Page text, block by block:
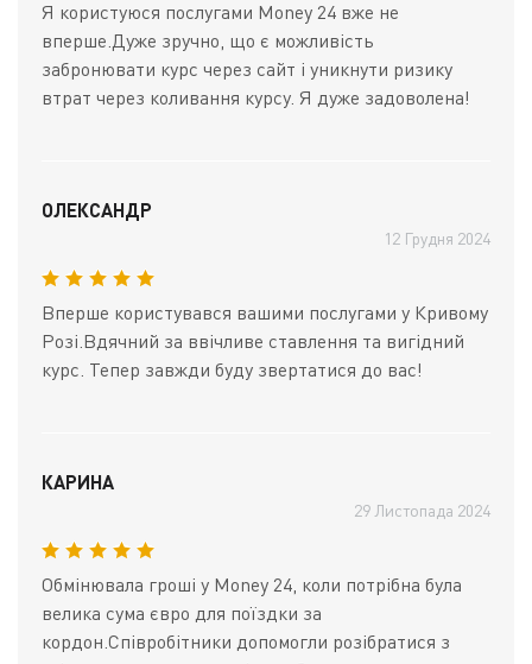
Я користуюся послугами Money 24 вже не
вперше.Дуже зручно, що є можливість
забронювати курс через сайт і уникнути ризику
втрат через коливання курсу. Я дуже задоволена!
ОЛЕКСАНДР
12 Грудня 2024
Вперше користувався вашими послугами у Кривому
Розі.Вдячний за ввічливе ставлення та вигідний
курс. Тепер завжди буду звертатися до вас!
КАРИНА
29 Листопада 2024
Обмінювала гроші у Money 24, коли потрібна була
велика сума євро для поїздки за
кордон.Співробітники допомогли розібратися з